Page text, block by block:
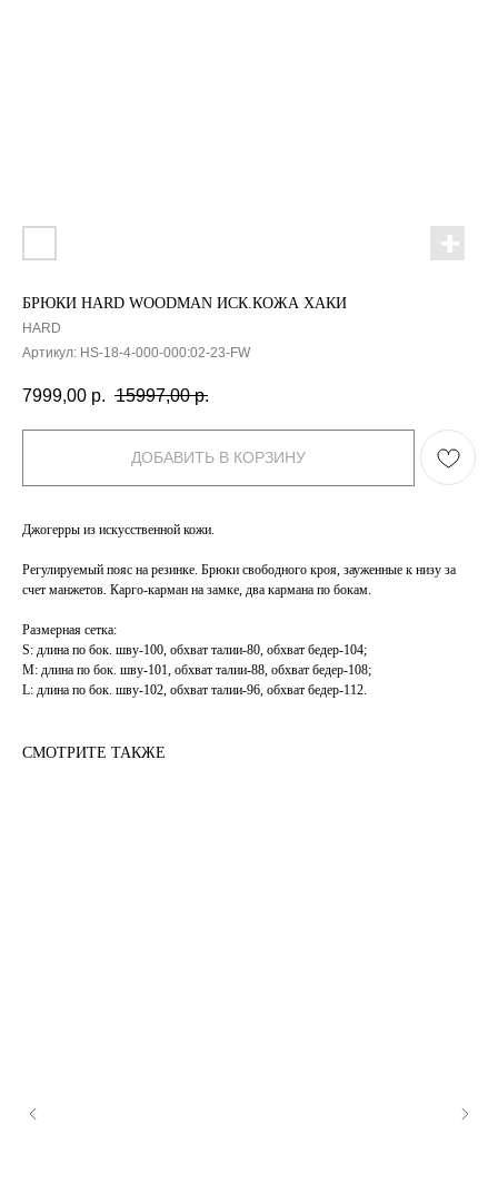
БРЮКИ HARD WOODMAN ИСК.КОЖА ХАКИ
HARD
Артикул: HS-18-4-000-000:02-23-FW
7999,00 р. 15997,00 р.
ДОБАВИТЬ В КОРЗИНУ
Джогерры из искусственной кожи.
Регулируемый пояс на резинке. Брюки свободного кроя, зауженные к низу за
счет манжетов. Карго-карман на замке, два кармана по бокам.
Размерная сетка:
S: длина по бок. шву-100, обхват талии-80, обхват бедер-104;
M: длина по бок. шву-101, обхват талии-88, обхват бедер-108;
L: длина по бок. шву-102, обхват талии-96, обхват бедер-112.
СМОТРИТЕ ТАКЖЕ